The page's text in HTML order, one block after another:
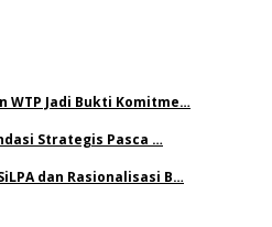
WTP Jadi Bukti Komitme…
Strategis Pasca …
dan Rasionalisasi B…